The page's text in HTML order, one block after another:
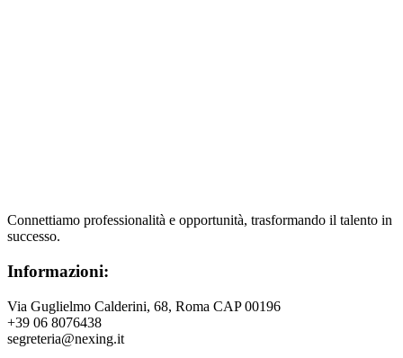
Connettiamo professionalità e opportunità, trasformando il talento in
successo.
Informazioni:
Via Guglielmo Calderini, 68, Roma CAP 00196
+39 06 8076438
segreteria@nexing.it